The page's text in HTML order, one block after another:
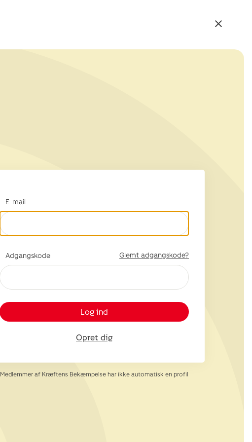
E-mail
Adgangskode Glemt adgangskode?
Log ind
Opret dig
Medlemmer af Kræftens Bekæmpelse har ikke automatisk en profil